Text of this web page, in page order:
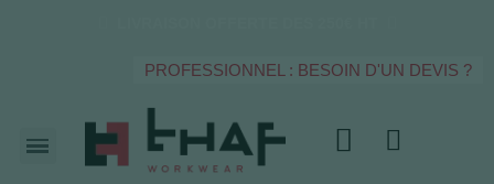
PROFESSIONNEL : BESOIN D'UN DEVIS ?